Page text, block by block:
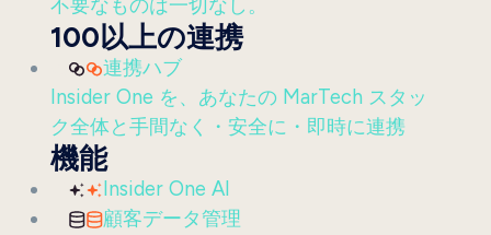
不要なものは一切なし。
100以上の連携
連携ハブ
Insider One を、あなたの MarTech スタッ
ク全体と手間なく・安全に・即時に連携
機能
Insider One AI
顧客データ管理